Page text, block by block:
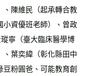
、陳維民（起承轉合教
小資優班老師）、曾政
寧（臺大臨床醫學博
、葉奕緯（彰化縣田中
粉圓爸、可能教育創